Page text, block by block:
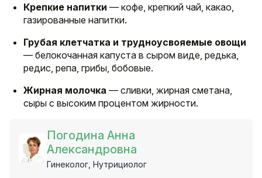
Крепкие напитки — кофе, крепкий чай, какао,
газированные напитки.
Грубая клетчатка и трудноусвояемые овощи
— белокочанная капуста в сыром виде, редька,
редис, репа, грибы, бобовые.
Жирная молочка — сливки, жирная сметана,
сыры с высоким процентом жирности.
Погодина Анна
Александровна
Гинеколог, Нутрициолог